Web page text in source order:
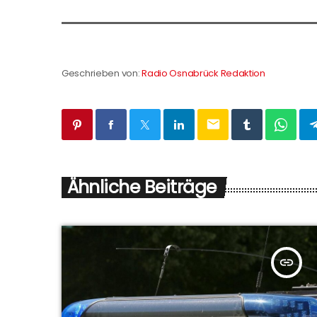
Geschrieben von:Radio Osnabrück Redaktion
email
Ähnliche Beiträge
insert_link